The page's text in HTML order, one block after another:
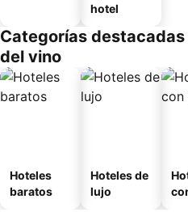
hotel
Categorías
del vino
Hoteles
baratos
Hoteles de
lujo